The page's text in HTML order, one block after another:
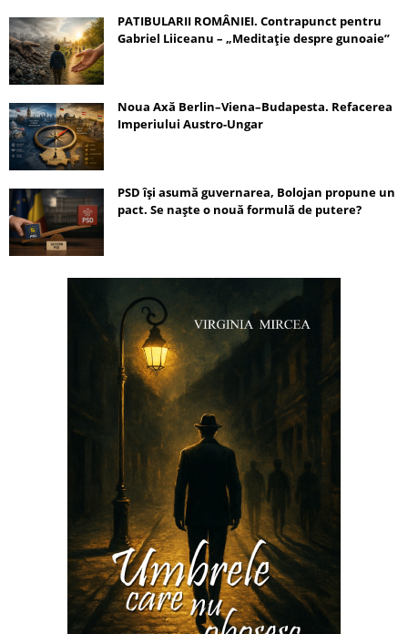
PATIBULARII ROMÂNIEI. Contrapunct pentru
Gabriel Liiceanu – „Meditație despre gunoaie”
Noua Axă Berlin–Viena–Budapesta. Refacerea
Imperiului Austro-Ungar
PSD își asumă guvernarea, Bolojan propune un
pact. Se naște o nouă formulă de putere?